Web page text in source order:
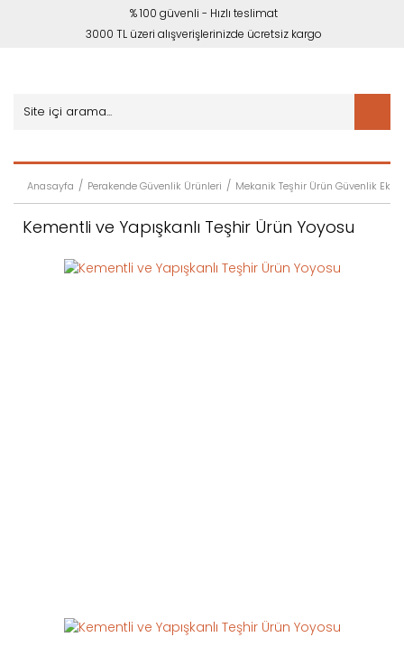
% 100 güvenli - Hızlı teslimat
3000 TL üzeri alışverişlerinizde ücretsiz kargo
Anasayfa Perakende Güvenlik Ürünleri Mekanik Teşhir Ürün Güvenlik
Kementli ve Yapışkanlı Teşhir Ürün Yoyosu